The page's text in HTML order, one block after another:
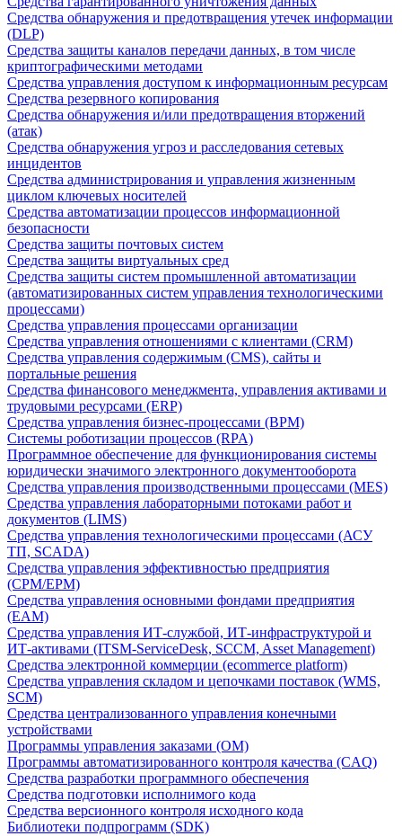
Средства обнаружения и предотвращения утечек информации
(DLP)
Средства защиты каналов передачи данных, в том числе
криптографическими методами
Средства управления доступом к информационным ресурсам
Средства резервного копирования
Средства обнаружения и/или предотвращения вторжений
(атак)
Средства обнаружения угроз и расследования сетевых
инцидентов
Средства администрирования и управления жизненным
циклом ключевых носителей
Средства автоматизации процессов информационной
безопасности
Средства защиты почтовых систем
Средства защиты виртуальных сред
Средства защиты систем промышленной автоматизации
(автоматизированных систем управления технологическими
процессами)
Средства управления процессами организации
Средства управления отношениями с клиентами (CRM)
Средства управления содержимым (CMS), сайты и
портальные решения
Средства финансового менеджмента, управления активами и
трудовыми ресурсами (ERP)
Средства управления бизнес-процессами (BPM)
Системы роботизации процессов (RPA)
Программное обеспечение для функционирования системы
юридически значимого электронного документооборота
Средства управления производственными процессами (MES)
Средства управления лабораторными потоками работ и
документов (LIMS)
Средства управления технологическими процессами (АСУ
ТП, SCADA)
Средства управления эффективностью предприятия
(CPM/EPM)
Средства управления основными фондами предприятия
(EAM)
Средства управления ИТ-службой, ИТ-инфраструктурой и
ИТ-активами (ITSM-ServiceDesk, SCCM, Asset Management)
Средства электронной коммерции (ecommerce platform)
Средства управления складом и цепочками поставок (WMS,
SCM)
Средства централизованного управления конечными
устройствами
Программы управления заказами (OM)
Программы автоматизированного контроля качества (CAQ)
Средства разработки программного обеспечения
Средства подготовки исполнимого кода
Средства версионного контроля исходного кода
Библиотеки подпрограмм (SDK)